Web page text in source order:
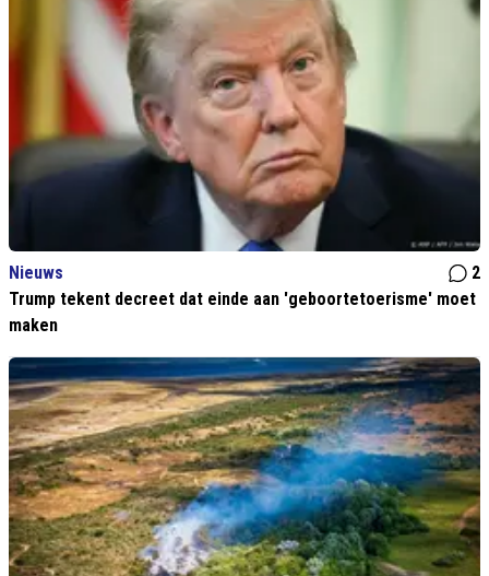
Nieuws
2
Trump tekent decreet dat einde aan 'geboortetoerisme' moet
maken